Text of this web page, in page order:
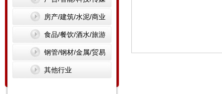
房产/建筑/水泥/商业
食品/餐饮/酒水/旅游
钢管/钢材/金属/贸易
其他行业